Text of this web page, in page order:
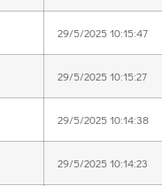
29/5/2025 10:15:47
29/5/2025 10:15:27
29/5/2025 10:14:38
29/5/2025 10:14:23